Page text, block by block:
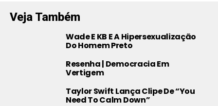
Veja Também
Wade E KB E A Hipersexualização
Do Homem Preto
Resenha | Democracia Em
Vertigem
Taylor Swift Lança Clipe De “You
Need To Calm Down”